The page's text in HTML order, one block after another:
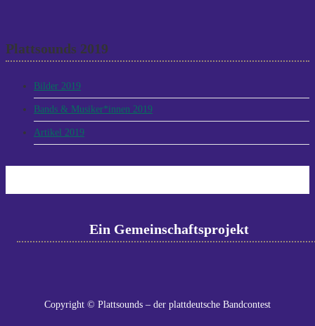
Plattsounds 2019
Bilder 2019
Bands & Musiker*innen 2019
Artikel 2019
Ein Gemeinschaftsprojekt
Copyright © Plattsounds – der plattdeutsche Bandcontest